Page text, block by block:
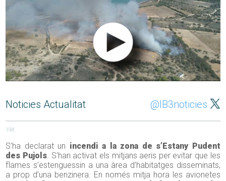
Noticies Actualitat @IB3noticies
198
S’ha declarat un incendi a la zona de s’Estany Pudent
des Pujols. S’han activat els mitjans aeris per evitar que les
flames s’estenguessin a una àrea d’habitatges disseminats,
a prop d’una benzinera. En només mitja hora les avionetes